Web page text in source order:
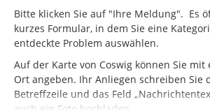
Bitte klicken Sie auf "Ihre Meldung". Es
kurzes Formular, in dem Sie eine
entdeckte Problem auswählen.
Auf der Karte von Coswig können Sie mit
Ort angeben. Ihr Anliegen schreiben Sie
Betreffzeile und das Feld